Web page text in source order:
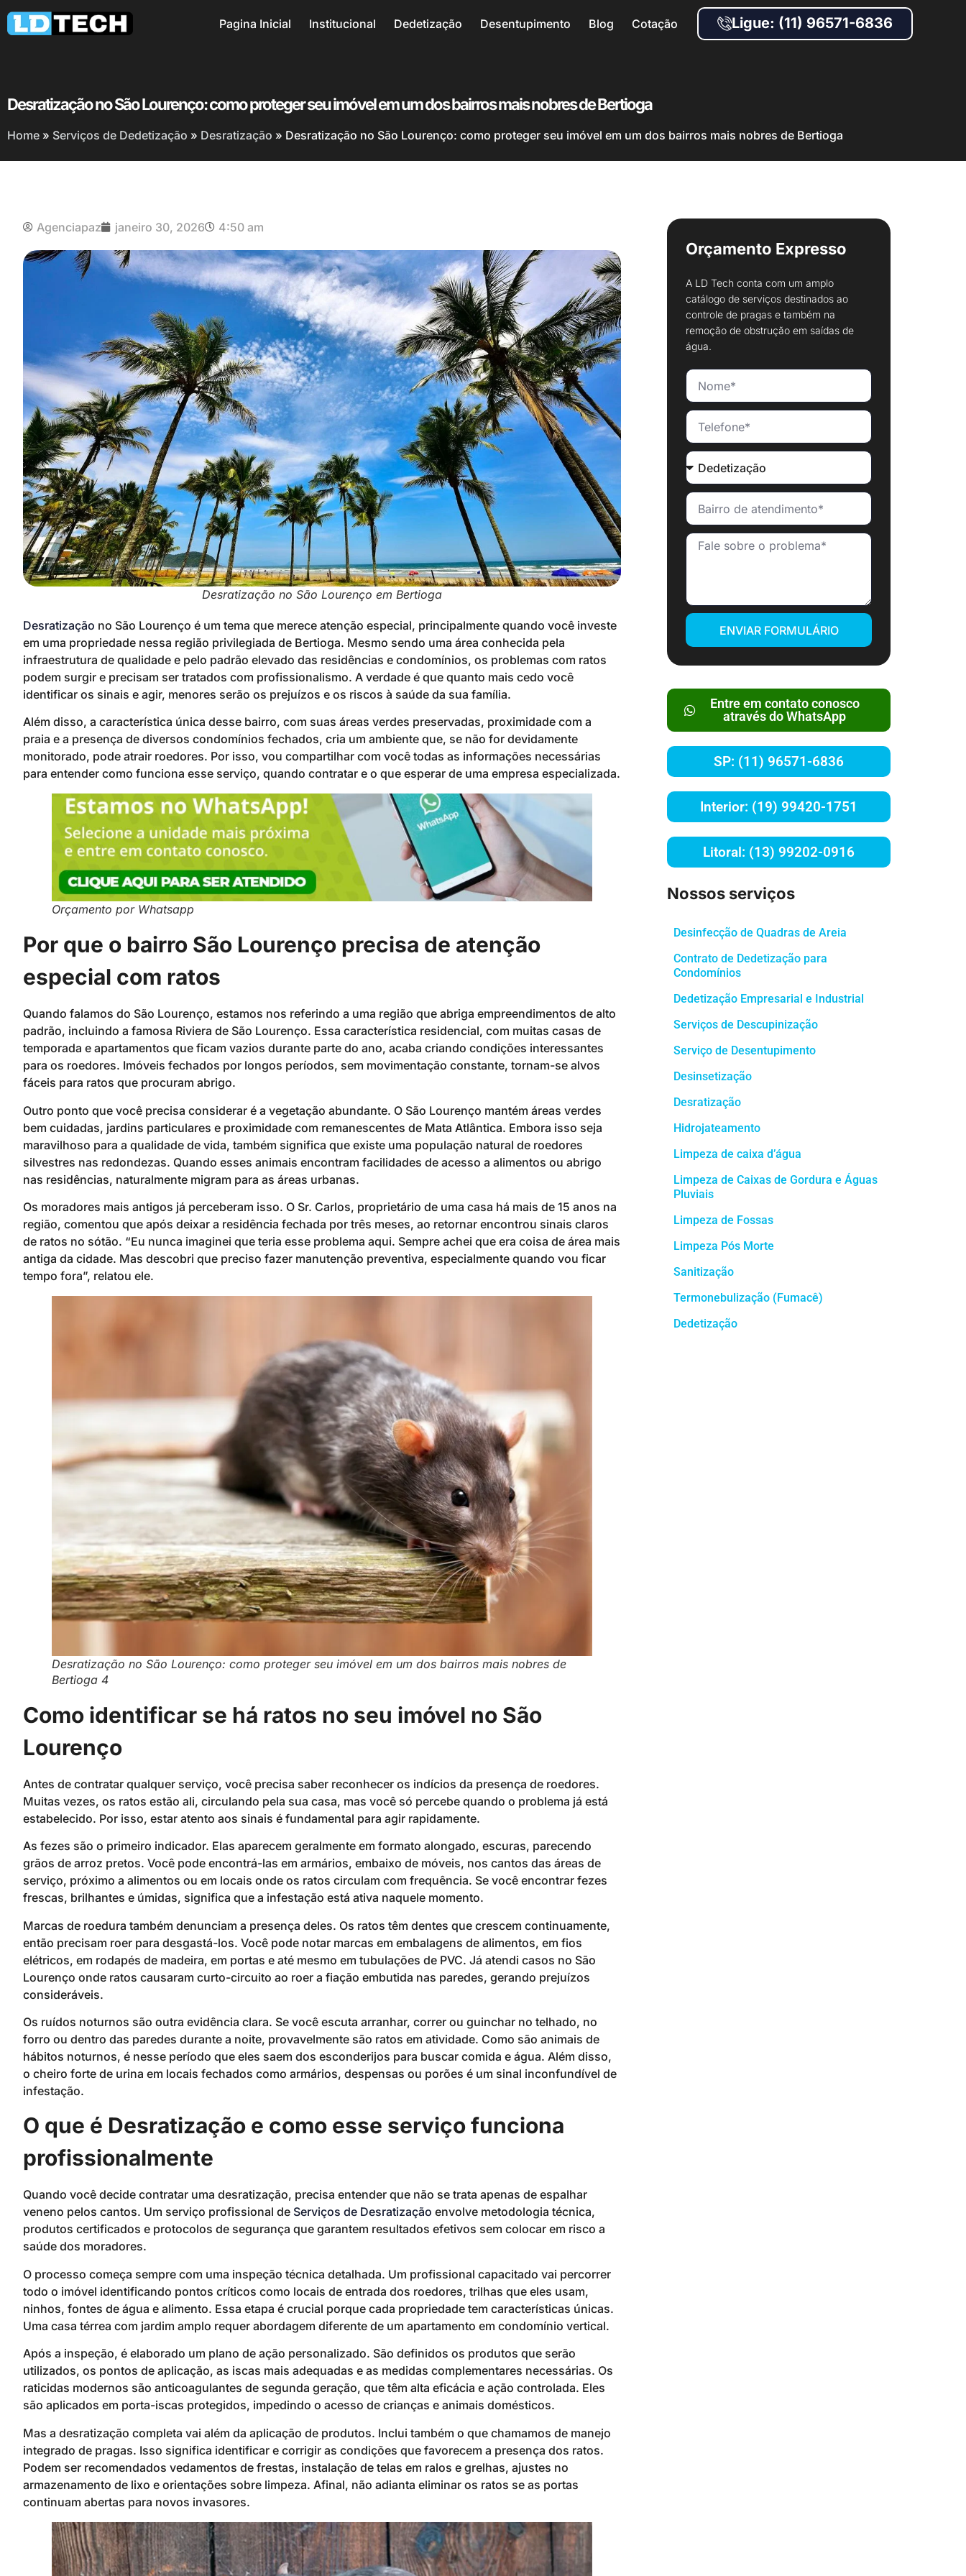
Pagina Inicial Institucional Dedetização Desentupimento Blog Cotação Ligue: (11) 96571-6836
Desratização no São Lourenço: como proteger seu imóvel em um dos bairros mais nobres de Bertioga
Home » Serviços de Dedetização » Desratização » Desratização no São Lourenço: como proteger seu imóvel em um dos bairros mais nobres de Bertioga
Agenciapaz janeiro 30, 2026 4:50 am
Desratização no São Lourenço em Bertioga
Desratização no São Lourenço é um tema que merece atenção especial, principalmente quando você investe
em uma propriedade nessa região privilegiada de Bertioga. Mesmo sendo uma área conhecida pela
infraestrutura de qualidade e pelo padrão elevado das residências e condomínios, os problemas com ratos
podem surgir e precisam ser tratados com profissionalismo. A verdade é que quanto mais cedo você
identificar os sinais e agir, menores serão os prejuízos e os riscos à saúde da sua família.
Além disso, a característica única desse bairro, com suas áreas verdes preservadas, proximidade com a
praia e a presença de diversos condomínios fechados, cria um ambiente que, se não for devidamente
monitorado, pode atrair roedores. Por isso, vou compartilhar com você todas as informações necessárias
para entender como funciona esse serviço, quando contratar e o que esperar de uma empresa especializada.
Orçamento por Whatsapp
Por que o bairro São Lourenço precisa de atenção
especial com ratos
Quando falamos do São Lourenço, estamos nos referindo a uma região que abriga empreendimentos de alto
padrão, incluindo a famosa Riviera de São Lourenço. Essa característica residencial, com muitas casas de
temporada e apartamentos que ficam vazios durante parte do ano, acaba criando condições interessantes
para os roedores. Imóveis fechados por longos períodos, sem movimentação constante, tornam-se alvos
fáceis para ratos que procuram abrigo.
Outro ponto que você precisa considerar é a vegetação abundante. O São Lourenço mantém áreas verdes
bem cuidadas, jardins particulares e proximidade com remanescentes de Mata Atlântica. Embora isso seja
maravilhoso para a qualidade de vida, também significa que existe uma população natural de roedores
silvestres nas redondezas. Quando esses animais encontram facilidades de acesso a alimentos ou abrigo
nas residências, naturalmente migram para as áreas urbanas.
Os moradores mais antigos já perceberam isso. O Sr. Carlos, proprietário de uma casa há mais de 15 anos na
região, comentou que após deixar a residência fechada por três meses, ao retornar encontrou sinais claros
de ratos no sótão. “Eu nunca imaginei que teria esse problema aqui. Sempre achei que era coisa de área mais
antiga da cidade. Mas descobri que preciso fazer manutenção preventiva, especialmente quando vou ficar
tempo fora”, relatou ele.
Desratização no São Lourenço: como proteger seu imóvel em um dos bairros mais nobres de
Bertioga 4
Como identificar se há ratos no seu imóvel no São
Lourenço
Antes de contratar qualquer serviço, você precisa saber reconhecer os indícios da presença de roedores.
Muitas vezes, os ratos estão ali, circulando pela sua casa, mas você só percebe quando o problema já está
estabelecido. Por isso, estar atento aos sinais é fundamental para agir rapidamente.
As fezes são o primeiro indicador. Elas aparecem geralmente em formato alongado, escuras, parecendo
grãos de arroz pretos. Você pode encontrá-las em armários, embaixo de móveis, nos cantos das áreas de
serviço, próximo a alimentos ou em locais onde os ratos circulam com frequência. Se você encontrar fezes
frescas, brilhantes e úmidas, significa que a infestação está ativa naquele momento.
Marcas de roedura também denunciam a presença deles. Os ratos têm dentes que crescem continuamente,
então precisam roer para desgastá-los. Você pode notar marcas em embalagens de alimentos, em fios
elétricos, em rodapés de madeira, em portas e até mesmo em tubulações de PVC. Já atendi casos no São
Lourenço onde ratos causaram curto-circuito ao roer a fiação embutida nas paredes, gerando prejuízos
consideráveis.
Os ruídos noturnos são outra evidência clara. Se você escuta arranhar, correr ou guinchar no telhado, no
forro ou dentro das paredes durante a noite, provavelmente são ratos em atividade. Como são animais de
hábitos noturnos, é nesse período que eles saem dos esconderijos para buscar comida e água. Além disso,
o cheiro forte de urina em locais fechados como armários, despensas ou porões é um sinal inconfundível de
infestação.
O que é Desratização e como esse serviço funciona
profissionalmente
Quando você decide contratar uma desratização, precisa entender que não se trata apenas de espalhar
veneno pelos cantos. Um serviço profissional de Serviços de Desratização envolve metodologia técnica,
produtos certificados e protocolos de segurança que garantem resultados efetivos sem colocar em risco a
saúde dos moradores.
O processo começa sempre com uma inspeção técnica detalhada. Um profissional capacitado vai percorrer
todo o imóvel identificando pontos críticos como locais de entrada dos roedores, trilhas que eles usam,
ninhos, fontes de água e alimento. Essa etapa é crucial porque cada propriedade tem características únicas.
Uma casa térrea com jardim amplo requer abordagem diferente de um apartamento em condomínio vertical.
Após a inspeção, é elaborado um plano de ação personalizado. São definidos os produtos que serão
utilizados, os pontos de aplicação, as iscas mais adequadas e as medidas complementares necessárias. Os
raticidas modernos são anticoagulantes de segunda geração, que têm alta eficácia e ação controlada. Eles
são aplicados em porta-iscas protegidos, impedindo o acesso de crianças e animais domésticos.
Mas a desratização completa vai além da aplicação de produtos. Inclui também o que chamamos de manejo
integrado de pragas. Isso significa identificar e corrigir as condições que favorecem a presença dos ratos.
Podem ser recomendados vedamentos de frestas, instalação de telas em ralos e grelhas, ajustes no
armazenamento de lixo e orientações sobre limpeza. Afinal, não adianta eliminar os ratos se as portas
continuam abertas para novos invasores.
Orçamento Expresso
A LD Tech conta com um amplo
catálogo de serviços destinados ao
controle de pragas e também na
remoção de obstrução em saídas de
água.
ENVIAR FORMULÁRIO
Entre em contato conosco
através do WhatsApp
SP: (11) 96571-6836
Interior: (19) 99420-1751
Litoral: (13) 99202-0916
Nossos serviços
Desinfecção de Quadras de Areia
Contrato de Dedetização para
Condomínios
Dedetização Empresarial e Industrial
Serviços de Descupinização
Serviço de Desentupimento
Desinsetização
Desratização
Hidrojateamento
Limpeza de caixa d’água
Limpeza de Caixas de Gordura e Águas
Pluviais
Limpeza de Fossas
Limpeza Pós Morte
Sanitização
Termonebulização (Fumacê)
Dedetização